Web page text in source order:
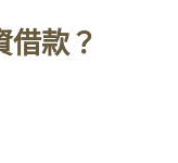
借款？